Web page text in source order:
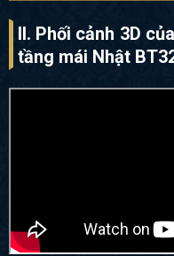
II. Phối cảnh 3D
tầng mái Nhật